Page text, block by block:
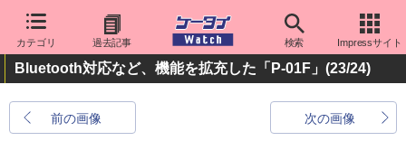
カテゴリ 過去記事 検索 Impressサイト
Bluetooth対応など、機能を拡充した「P-01F」 (23/24)
前の画像 次の画像